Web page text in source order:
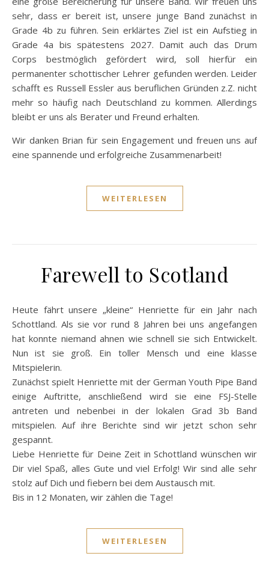
sehr, dass er bereit ist, unsere junge Band zunächst in
Grade 4b zu führen. Sein erklärtes Ziel ist ein Aufstieg in
Grade 4a bis spätestens 2027. Damit auch das Drum
Corps bestmöglich gefördert wird, soll hierfür ein
permanenter schottischer Lehrer gefunden werden. Leider
schafft es Russell Essler aus beruflichen Gründen z.Z. nicht
mehr so häufig nach Deutschland zu kommen. Allerdings
bleibt er uns als Berater und Freund erhalten.
Wir danken Brian für sein Engagement und freuen uns auf
eine spannende und erfolgreiche Zusammenarbeit!
WEITERLESEN
Farewell to Scotland
Heute fährt unsere „kleine“ Henriette für ein Jahr nach
Schottland. Als sie vor rund 8 Jahren bei uns angefangen
hat konnte niemand ahnen wie schnell sie sich Entwickelt.
Nun ist sie groß. Ein toller Mensch und eine klasse
Mitspielerin.
Zunächst spielt Henriette mit der German Youth Pipe Band
einige Auftritte, anschließend wird sie eine FSJ-Stelle
antreten und nebenbei in der lokalen Grad 3b Band
mitspielen. Auf ihre Berichte sind wir jetzt schon sehr
gespannt.
Liebe Henriette für Deine Zeit in Schottland wünschen wir
Dir viel Spaß, alles Gute und viel Erfolg! Wir sind alle sehr
stolz auf Dich und fiebern bei dem Austausch mit.
Bis in 12 Monaten, wir zählen die Tage!
WEITERLESEN